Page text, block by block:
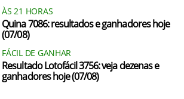
ÀS 21 HORAS
Quina 7086: resultados e ganhadores hoje
(07/08)
FÁCIL DE GANHAR
Resultado Lotofácil 3756: veja dezenas e
ganhadores hoje (07/08)